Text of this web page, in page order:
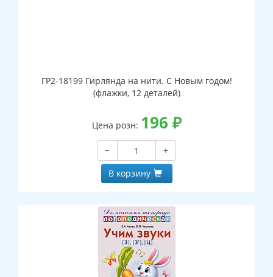
ГР2-18199 Гирлянда на нити. С Новым годом!
(флажки, 12 деталей)
Цена розн: 196 ₽
−
+
В корзину